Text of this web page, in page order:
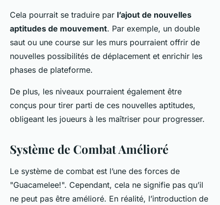
Cela pourrait se traduire par l’ajout de nouvelles
aptitudes de mouvement. Par exemple, un double
saut ou une course sur les murs pourraient offrir de
nouvelles possibilités de déplacement et enrichir les
phases de plateforme.
De plus, les niveaux pourraient également être
conçus pour tirer parti de ces nouvelles aptitudes,
obligeant les joueurs à les maîtriser pour progresser.
Système de Combat Amélioré
Le système de combat est l’une des forces de
"Guacamelee!". Cependant, cela ne signifie pas qu’il
ne peut pas être amélioré. En réalité, l’introduction de